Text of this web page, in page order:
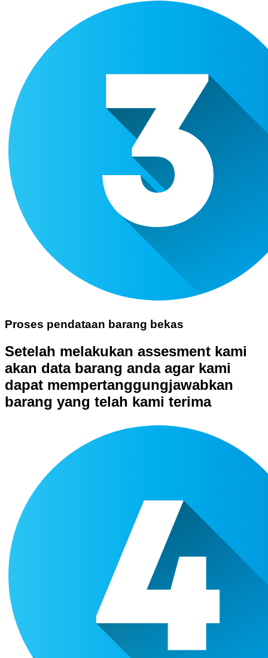
Proses pendataan barang bekas
Setelah melakukan assesment kami
akan data barang anda agar kami
dapat mempertanggungjawabkan
barang yang telah kami terima